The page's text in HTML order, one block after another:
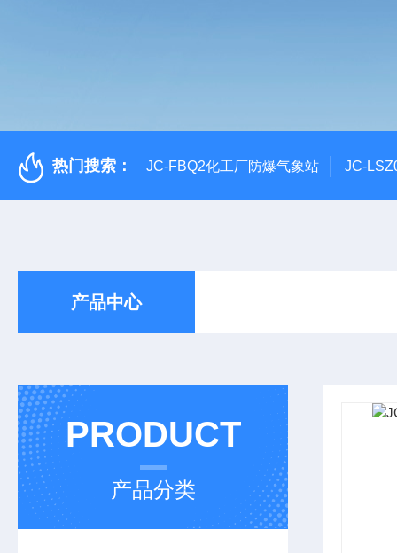
热门搜索： JC-FBQ2化工厂防爆气象站 JC-
产品中心
PRODUCT
产品分类